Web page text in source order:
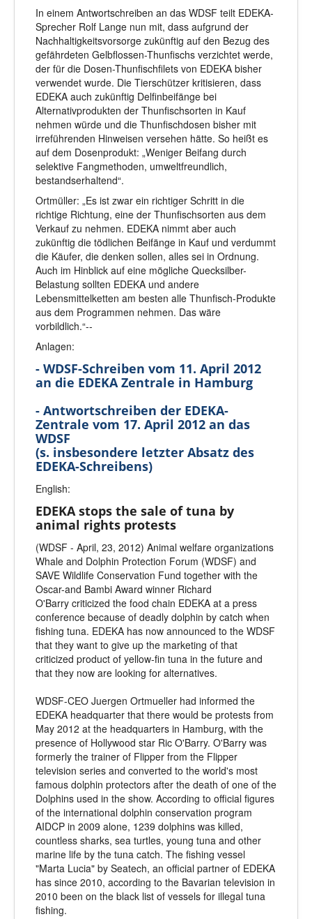
In einem Antwortschreiben an das WDSF teilt EDEKA-
Sprecher Rolf Lange nun mit, dass aufgrund der
Nachhaltigkeitsvorsorge zukünftig auf den Bezug des
gefährdeten Gelbflossen-Thunfischs verzichtet werde,
der für die Dosen-Thunfischfilets von EDEKA bisher
verwendet wurde. Die Tierschützer kritisieren, dass
EDEKA auch zukünftig Delfinbeifänge bei
Alternativprodukten der Thunfischsorten in Kauf
nehmen würde und die Thunfischdosen bisher mit
irreführenden Hinweisen versehen hätte. So heißt es
auf dem Dosenprodukt: „Weniger Beifang durch
selektive Fangmethoden, umweltfreundlich,
bestandserhaltend“.
Ortmüller: „Es ist zwar ein richtiger Schritt in die
richtige Richtung, eine der Thunfischsorten aus dem
Verkauf zu nehmen. EDEKA nimmt aber auch
zukünftig die tödlichen Beifänge in Kauf und verdummt
die Käufer, die denken sollen, alles sei in Ordnung.
Auch im Hinblick auf eine mögliche Quecksilber-
Belastung sollten EDEKA und andere
Lebensmittelketten am besten alle Thunfisch-Produkte
aus dem Programmen nehmen. Das wäre
vorbildlich.“--
Anlagen:
- WDSF-Schreiben vom 11. April 2012
an die EDEKA Zentrale in Hamburg
- Antwortschreiben der EDEKA-
Zentrale vom 17. April 2012 an das
WDSF
(s. insbesondere letzter Absatz des
EDEKA-Schreibens)
English:
EDEKA stops the sale of tuna by
animal rights protests
(WDSF - April, 23, 2012) Animal welfare organizations
Whale and Dolphin Protection Forum (WDSF) and
SAVE Wildlife Conservation Fund together with the
Oscar-and Bambi Award winner Richard
O'Barry criticized the food chain EDEKA at a press
conference because of deadly dolphin by catch when
fishing tuna. EDEKA has now announced to the WDSF
that they want to give up the marketing of that
criticized product of yellow-fin tuna in the future and
that they now are looking for alternatives.
WDSF-CEO Juergen Ortmueller had informed the
EDEKA headquarter that there would be protests from
May 2012 at the headquarters in Hamburg, with the
presence of Hollywood star Ric O'Barry. O'Barry was
formerly the trainer of Flipper from the Flipper
television series and converted to the world's most
famous dolphin protectors after the death of one of the
Dolphins used in the show. According to official figures
of the international dolphin conservation program
AIDCP in 2009 alone, 1239 dolphins was killed,
countless sharks, sea turtles, young tuna and other
marine life by the tuna catch. The fishing vessel
"Marta Lucia" by Seatech, an official partner of EDEKA
has since 2010, according to the Bavarian television in
2010 been on the black list of vessels for illegal tuna
fishing.